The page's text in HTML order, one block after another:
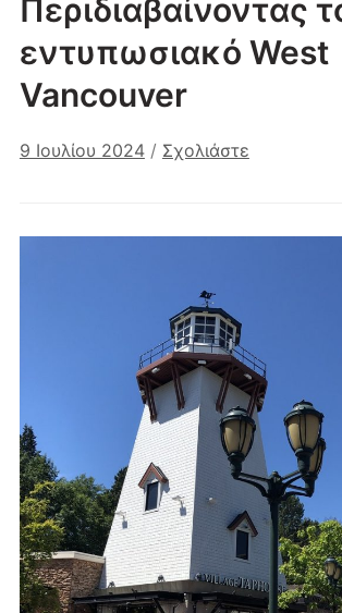
Περιδιαβαίνοντας
εντυπωσιακό West
Vancouver
9 Ιουλίου 2024 / Σχολιάστε